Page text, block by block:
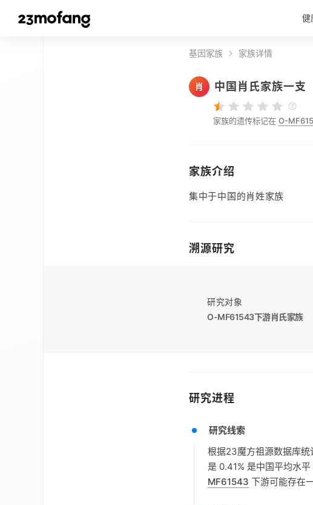
健
基因家族 家族详情
肖 中国肖氏家族一支
家族的遗传标记在 O-
家族介绍
集中于中国的肖姓家族
溯源研究
研究对象
O-MF61543下游肖氏家族
研究进程
研究线索
根据23魔方祖源数据库
是 0.41% 是中国平均水
MF61543 下游可能存在